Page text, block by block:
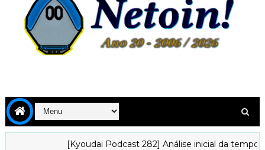
[Kyoudai Podcast 282] Análise inicial da temporada de